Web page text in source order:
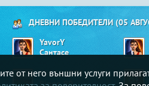
от него външни услуги
ДНЕВНИ ПОБЕДИТЕЛИ (05
YavorY
Сантасе
Mitaka1979
Bingo 90